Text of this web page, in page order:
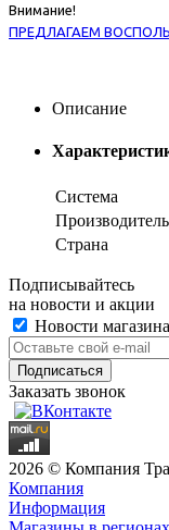
Внимание!
ПРЕДЛАГАЕМ
Описание
Система
Производитель
Страна
Подписывайтесь
на новости и акции
Новости магазина
Заказать звонок
2026 © Компания
Компания
Информация